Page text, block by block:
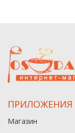
ПРИЛОЖЕНИЯ
Магазин